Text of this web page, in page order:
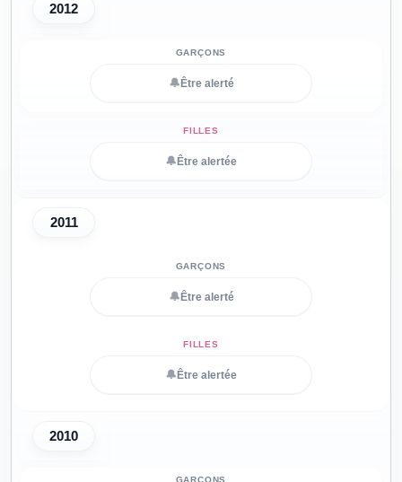
2012
🔔 Être alerté
🔔 Être alertée
2011
🔔 Être alerté
🔔 Être alertée
2010